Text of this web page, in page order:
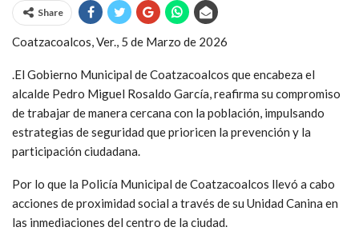
Share
Coatzacoalcos, Ver., 5 de Marzo de 2026
.El Gobierno Municipal de Coatzacoalcos que encabeza el
alcalde Pedro Miguel Rosaldo García, reafirma su compromiso
de trabajar de manera cercana con la población, impulsando
estrategias de seguridad que prioricen la prevención y la
participación ciudadana.
Por lo que la Policía Municipal de Coatzacoalcos llevó a cabo
acciones de proximidad social a través de su Unidad Canina en
las inmediaciones del centro de la ciudad.